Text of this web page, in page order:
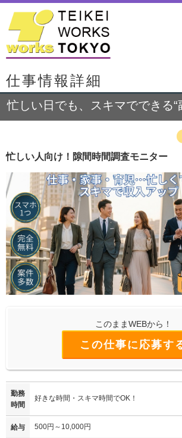
仕事情報詳細
忙しい日でも、スキマでできる“
忙しい人向け！隙間時間調査モニター
このままWEBから！
この仕事に応募す
勤務
時間
好きな時間・スキマ時間でOK！
給与 500円～10,000円